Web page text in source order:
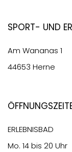
Sport- und
Am Wananas 1
44653 Herne
ERLEBNISBAD
Mo. 14 bis 20 Uhr